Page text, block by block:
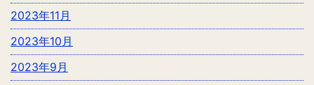
2023年11月
2023年10月
2023年9月